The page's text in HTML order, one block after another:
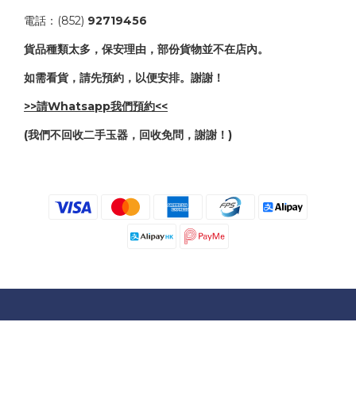
電話：(852) 92719456
貨品種類太多，保安理由，部份貨物並不在店內。
如需看貨，請先預約，以便安排。謝謝！
>>請Whatsapp我們預約<<
(我們不回收二手玉器，回收免問，謝謝！)